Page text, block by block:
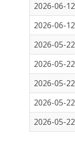
2026-06-12
2026-06-12
2026-05-22
2026-05-22
2026-05-22
2026-05-22
2026-05-22